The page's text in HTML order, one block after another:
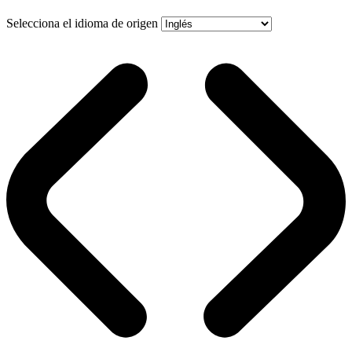
Selecciona el idioma de origen